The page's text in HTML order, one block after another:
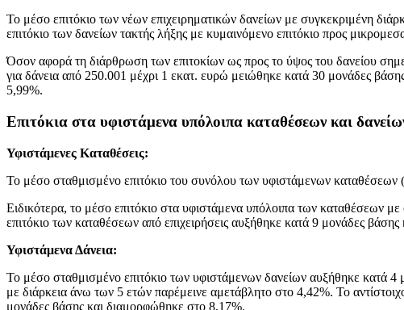
Το μέσο επιτόκιο των νέων επιχειρηματικών δανείων με συγκεκριμένη
επιτόκιο των δανείων τακτής λήξης με κυμαινόμενο επιτόκιο προς
Όσον αφορά τη διάρθρωση των επιτοκίων ως προς το ύψος του δανείου
για δάνεια από 250.001 μέχρι 1 εκατ. ευρώ μειώθηκε κατά 30 μονάδες
5,99%.
Επιτόκια στα υφιστάμενα υπόλοιπα καταθέσεων και
Υφιστάμενες Καταθέσεις:
Το μέσο σταθμισμένο επιτόκιο του συνόλου των υφιστάμενων
Ειδικότερα, το μέσο επιτόκιο στα υφιστάμενα υπόλοιπα των καταθέσεων
επιτόκιο των καταθέσεων από επιχειρήσεις αυξήθηκε κατά 9 μονάδες
Υφιστάμενα Δάνεια:
Το μέσο σταθμισμένο επιτόκιο των υφιστάμενων δανείων αυξήθηκε κατά
με διάρκεια άνω των 5 ετών παρέμεινε αμετάβλητο στο 4,42%. Το
μονάδες βάσης και διαμορφώθηκε στο 8,17%.